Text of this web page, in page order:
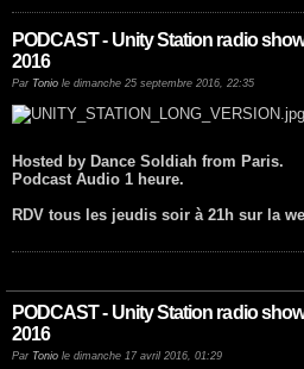
PODCAST - Unity Station radio
2016
Par Tonio le dimanche 25 septembre 2016, 22:35
Hosted by Dance Soldiah from Paris.
Podcast Audio 1 heure.
RDV tous les jeudis soir à 21h sur la
PODCAST - Unity Station radio
2016
Par Tonio le dimanche 17 avril 2016, 01:29